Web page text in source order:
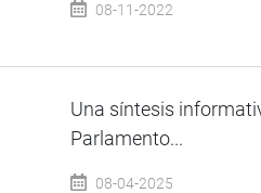
08-11-2022
Una síntesis
Parlamento...
08-04-2025